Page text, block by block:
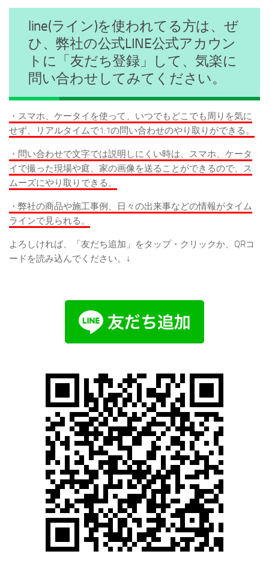
line(ライン)を使われてる方は、ぜ
ひ、弊社の公式LINE公式アカウン
トに「友だち登録」して、気楽に
問い合わせしてみてください。
・スマホ、ケータイを使って、いつでもどこでも周りを気に
せず、リアルタイムで1:1の問い合わせのやり取りができる。
・問い合わせで文字では説明しにくい時は、スマホ、ケータ
イで撮った現場や庭、家の画像を送ることができるので、ス
ムーズにやり取りできる。
・弊社の商品や施工事例、日々の出来事などの情報がタイム
ラインで見られる。
よろしければ、「友だち追加」をタップ・クリックか、QRコ
ードを読み込んでください。↓